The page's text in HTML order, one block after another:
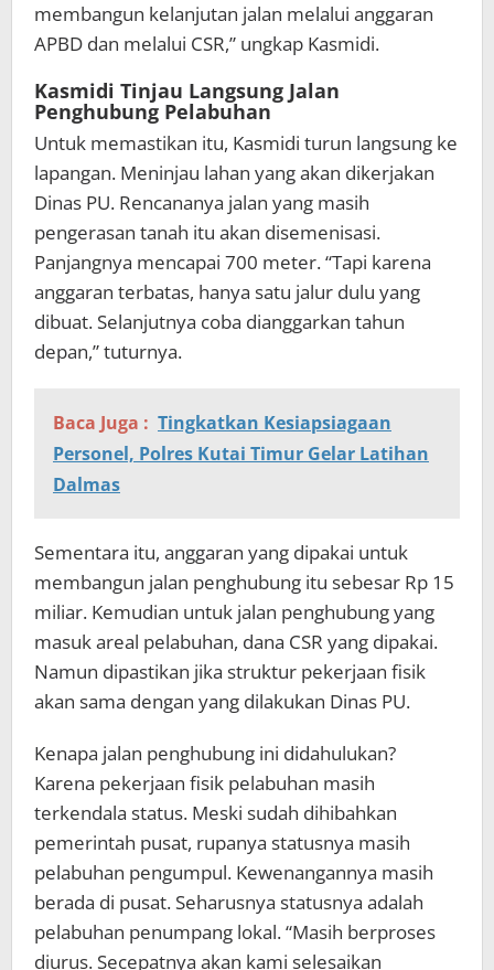
membangun kelanjutan jalan melalui anggaran
APBD dan melalui CSR,” ungkap Kasmidi.
Kasmidi Tinjau Langsung Jalan
Penghubung Pelabuhan
Untuk memastikan itu, Kasmidi turun langsung ke
lapangan. Meninjau lahan yang akan dikerjakan
Dinas PU. Rencananya jalan yang masih
pengerasan tanah itu akan disemenisasi.
Panjangnya mencapai 700 meter. “Tapi karena
anggaran terbatas, hanya satu jalur dulu yang
dibuat. Selanjutnya coba dianggarkan tahun
depan,” tuturnya.
Baca Juga : Tingkatkan Kesiapsiagaan
Personel, Polres Kutai Timur Gelar Latihan
Dalmas
Sementara itu, anggaran yang dipakai untuk
membangun jalan penghubung itu sebesar Rp 15
miliar. Kemudian untuk jalan penghubung yang
masuk areal pelabuhan, dana CSR yang dipakai.
Namun dipastikan jika struktur pekerjaan fisik
akan sama dengan yang dilakukan Dinas PU.
Kenapa jalan penghubung ini didahulukan?
Karena pekerjaan fisik pelabuhan masih
terkendala status. Meski sudah dihibahkan
pemerintah pusat, rupanya statusnya masih
pelabuhan pengumpul. Kewenangannya masih
berada di pusat. Seharusnya statusnya adalah
pelabuhan penumpang lokal. “Masih berproses
diurus. Secepatnya akan kami selesaikan